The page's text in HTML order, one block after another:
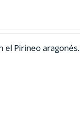
el Pirineo aragonés.